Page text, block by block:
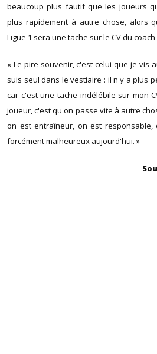
beaucoup plus fautif que les joueurs
plus rapidement à autre chose, alors
Ligue 1 sera une tache sur le CV du
« Le pire souvenir, c'est celui que je vis
suis seul dans le vestiaire : il n'y a plus
car c'est une tache indélébile sur mon
joueur, c'est qu'on passe vite à autre
on est entraîneur, on est
forcément malheureux aujourd'hui. »